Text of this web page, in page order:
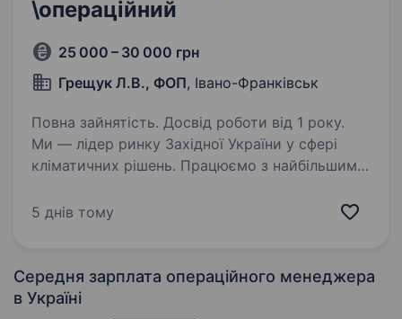
\операційний
25 000 – 30 000 грн
Грещук Л.В., ФОП, Івано-Франківськ
Повна зайнятість. Досвід роботи від 1 року.
Ми — лідер ринку Західної України у сфері
кліматичних рішень. Працюємо з найбільшими
ресторанів та комерційними об'єктами.
5 днів тому
Середня зарплата операційного менеджера
в Україні